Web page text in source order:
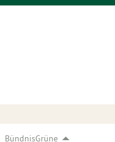
BündnisGrüne